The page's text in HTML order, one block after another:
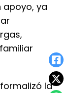
ya
la